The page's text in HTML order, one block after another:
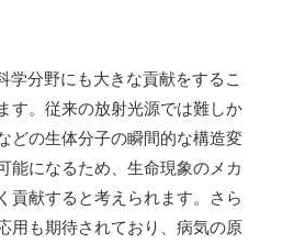
学分野にも大きな貢献をするこ
す。従来の放射光源では難しか
どの生体分子の瞬間的な構造変
能になるため、生命現象のメカ
貢献すると考えられます。さら
用も期待されており、病気の原